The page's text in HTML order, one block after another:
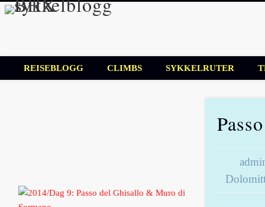
REISEBLOGG CLIMBS SYKKELRUTER